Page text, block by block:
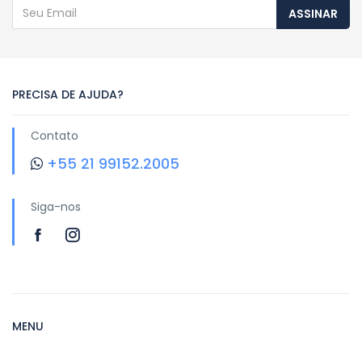
ASSINAR
PRECISA DE AJUDA?
Contato
+55 21 99152.2005
Siga-nos
MENU